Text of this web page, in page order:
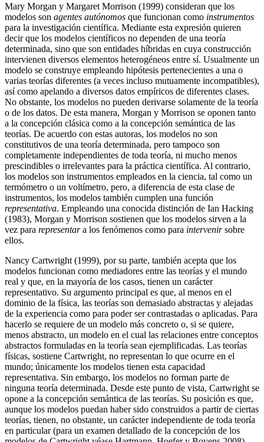
Mary Morgan y Margaret Morrison (1999) consideran que los
modelos son agentes autónomos que funcionan como instrumentos
para la investigación científica. Mediante esta expresión quieren
decir que los modelos científicos no dependen de una teoría
determinada, sino que son entidades híbridas en cuya construcción
intervienen diversos elementos heterogéneos entre sí. Usualmente un
modelo se construye empleando hipótesis pertenecientes a una o
varias teorías diferentes (a veces incluso mutuamente incompatibles),
así como apelando a diversos datos empíricos de diferentes clases.
No obstante, los modelos no pueden derivarse solamente de la teoría
o de los datos. De esta manera, Morgan y Morrison se oponen tanto
a la concepción clásica como a la concepción semántica de las
teorías. De acuerdo con estas autoras, los modelos no son
constitutivos de una teoría determinada, pero tampoco son
completamente independientes de toda teoría, ni mucho menos
prescindibles o irrelevantes para la práctica científica. Al contrario,
los modelos son instrumentos empleados en la ciencia, tal como un
termómetro o un voltímetro, pero, a diferencia de esta clase de
instrumentos, los modelos también cumplen una función
representativa. Empleando una conocida distinción de Ian Hacking
(1983), Morgan y Morrison sostienen que los modelos sirven a la
vez para representara los fenómenos como para intervenirsobre
ellos.
Nancy Cartwright (1999), por su parte, también acepta que los
modelos funcionan como mediadores entre las teorías y el mundo
real y que, en la mayoría de los casos, tienen un carácter
representativo. Su argumento principal es que, al menos en el
dominio de la física, las teorías son demasiado abstractas y alejadas
de la experiencia como para poder ser contrastadas o aplicadas. Para
hacerlo se requiere de un modelo más concreto o, si se quiere,
menos abstracto, un modelo en el cual las relaciones entre conceptos
abstractos formuladas en la teoría sean ejemplificadas. Las teorías
físicas, sostiene Cartwright, no representan lo que ocurre en el
mundo; únicamente los modelos tienen esta capacidad
representativa. Sin embargo, los modelos no forman parte de
ninguna teoría determinada. Desde este punto de vista, Cartwright se
opone a la concepción semántica de las teorías. Su posición es que,
aunque los modelos puedan haber sido construidos a partir de ciertas
teorías, tienen, no obstante, un carácter independiente de toda teoría
en particular (para un examen detallado de la concepción de los